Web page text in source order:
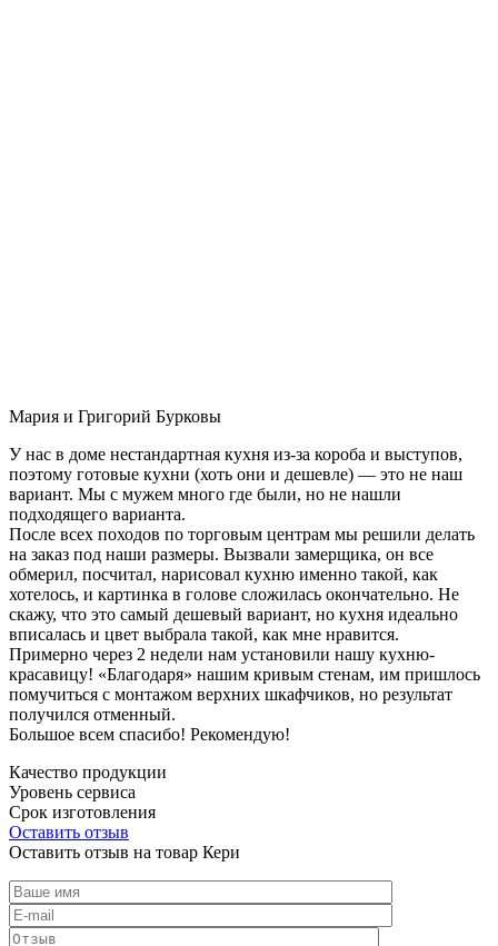
Мария и Григорий Бурковы
У нас в доме нестандартная кухня из-за короба и выступов,
поэтому готовые кухни (хоть они и дешевле) — это не наш
вариант. Мы с мужем много где были, но не нашли
подходящего варианта.
После всех походов по торговым центрам мы решили делать
на заказ под наши размеры. Вызвали замерщика, он все
обмерил, посчитал, нарисовал кухню именно такой, как
хотелось, и картинка в голове сложилась окончательно. Не
скажу, что это самый дешевый вариант, но кухня идеально
вписалась и цвет выбрала такой, как мне нравится.
Примерно через 2 недели нам установили нашу кухню-
красавицу! «Благодаря» нашим кривым стенам, им пришлось
помучиться с монтажом верхних шкафчиков, но результат
получился отменный.
Большое всем спасибо! Рекомендую!
Качество продукции
Уровень сервиса
Срок изготовления
Оставить отзыв
Оставить отзыв на товар Кери